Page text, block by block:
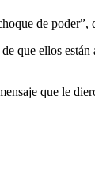
de
que ellos
que le